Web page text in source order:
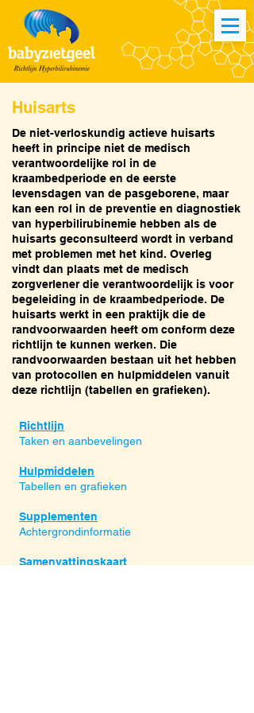
Huisarts
De niet-verloskundig actieve huisarts
heeft in principe niet de medisch
verantwoordelijke rol in de
kraambedperiode en de eerste
levensdagen van de pasgeborene, maar
kan een rol in de preventie en diagnostiek
van hyperbilirubinemie hebben als de
huisarts geconsulteerd wordt in verband
met problemen met het kind. Overleg
vindt dan plaats met de medisch
zorgverlener die verantwoordelijk is voor
begeleiding in de kraambedperiode. De
huisarts werkt in een praktijk die de
randvoorwaarden heeft om conform deze
richtlijn te kunnen werken. Die
randvoorwaarden bestaan uit het hebben
van protocollen en hulpmiddelen vanuit
deze richtlijn (tabellen en grafieken).
Richtlijn
Taken en aanbevelingen
Hulpmiddelen
Tabellen en grafieken
Supplementen
Achtergrondinformatie
Samenvattingskaart